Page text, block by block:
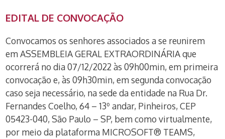
EDITAL DE CONVOCAÇÃO
Convocamos os senhores associados a se reunirem
em ASSEMBLEIA GERAL EXTRAORDINÁRIA que
ocorrerá no dia 07/12/2022 às 09h00min, em primeira
convocação e, às 09h30min, em segunda convocação
caso seja necessário, na sede da entidade na Rua Dr.
Fernandes Coelho, 64 – 13º andar, Pinheiros, CEP
05423-040, São Paulo – SP, bem como virtualmente,
por meio da plataforma MICROSOFT® TEAMS,